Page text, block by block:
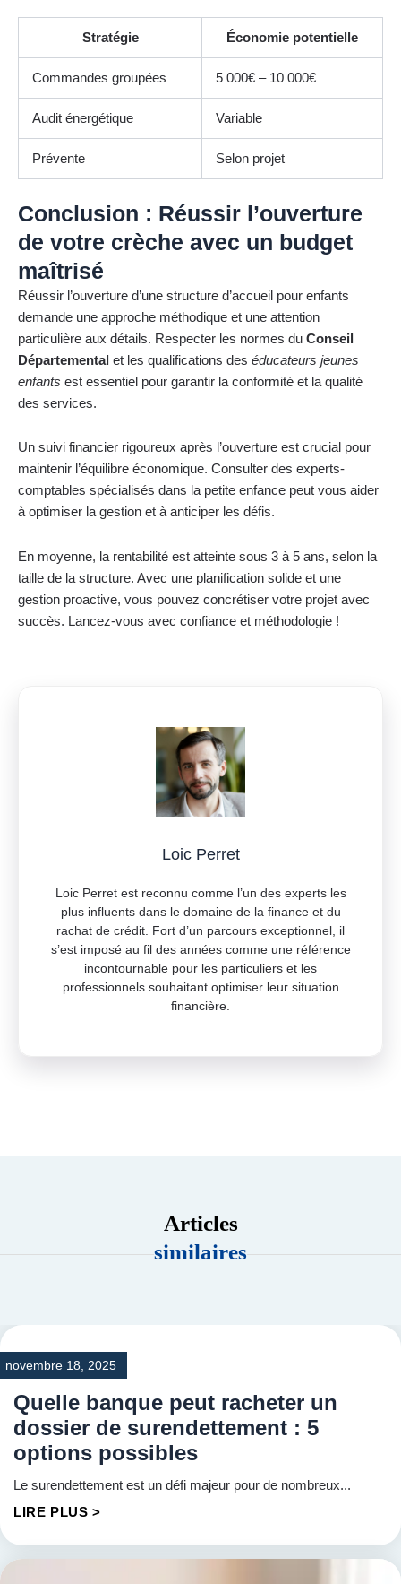
Stratégie Économie potentielle
Commandes groupées 5 000€ – 10 000€
Audit énergétique Variable
Prévente Selon projet
Conclusion : Réussir l’ouverture
de votre crèche avec un budget
maîtrisé
Réussir l’ouverture d’une structure d’accueil pour enfants
demande une approche méthodique et une attention
particulière aux détails. Respecter les normes du Conseil
Départemental et les qualifications des éducateurs jeunes
enfants est essentiel pour garantir la conformité et la qualité
des services.
Un suivi financier rigoureux après l’ouverture est crucial pour
maintenir l’équilibre économique. Consulter des experts-
comptables spécialisés dans la petite enfance peut vous aider
à optimiser la gestion et à anticiper les défis.
En moyenne, la rentabilité est atteinte sous 3 à 5 ans, selon la
taille de la structure. Avec une planification solide et une
gestion proactive, vous pouvez concrétiser votre projet avec
succès. Lancez-vous avec confiance et méthodologie !
Loic Perret
Loic Perret est reconnu comme l’un des experts les
plus influents dans le domaine de la finance et du
rachat de crédit. Fort d’un parcours exceptionnel, il
s’est imposé au fil des années comme une référence
incontournable pour les particuliers et les
professionnels souhaitant optimiser leur situation
financière.
Articles
similaires
novembre 18, 2025
Quelle banque peut racheter un
dossier de surendettement : 5
options possibles
Le surendettement est un défi majeur pour de nombreux...
LIRE PLUS >